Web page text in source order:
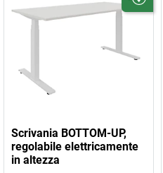
Scrivania BOTTOM-UP,
regolabile elettricamente
in altezza